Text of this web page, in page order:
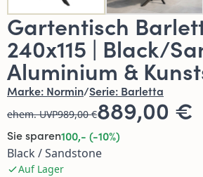
Gartentisch
240x115 | Black/
Aluminium &
Marke: Normin/Serie: Barletta
ehem. UVP989,00 €889,00 €
Sie sparen100,- (-10%)
Black / Sandstone
Auf Lager